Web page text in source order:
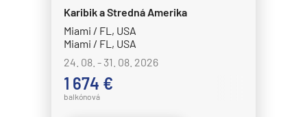
Karibik a Stredná Amerika
Miami / FL, USA
Miami / FL, USA
24. 08. - 31. 08. 2026
1 674 €
balkónová